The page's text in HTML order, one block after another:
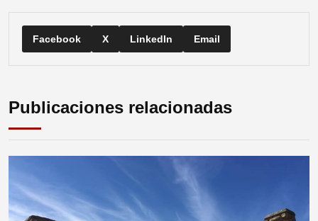
Facebook X LinkedIn Email
Publicaciones relacionadas